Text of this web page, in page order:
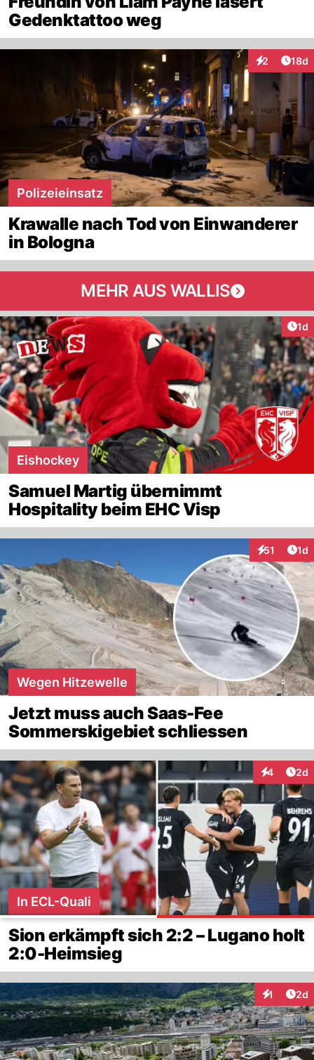
Gedenktattoo weg
2
Interaktionen
18d
Polizeieinsatz
Krawalle nach Tod von Einwanderer
in Bologna
MEHR AUS WALLIS
1d
Eishockey
Samuel Martig übernimmt
Hospitality beim EHC Visp
51 1d
Wegen Hitzewelle
Jetzt muss auch Saas-Fee
Sommerskigebiet schliessen
4 2d
In ECL-Quali
Sion erkämpft sich 2:2 – Lugano holt
2:0-Heimsieg
1 2d